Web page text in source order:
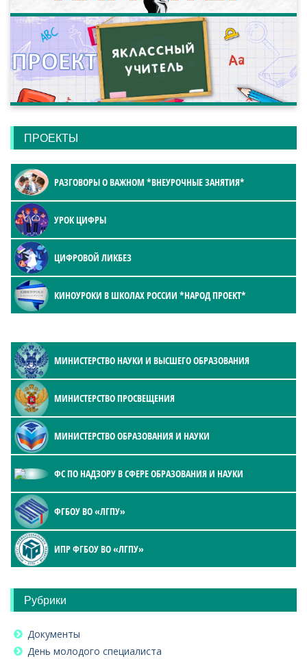
ПРОЕКТЫ
РАЗГОВОРЫ О ВАЖНОМ *ВНЕУРОЧНЫЕ ЗАНЯТИЯ*
УРОК ЦИФРЫ
ЦИФРОВОЙ ЛИКБЕЗ
КИНОУРОКИ В ШКОЛАХ РОССИИ *НАРОД ПРОЕКТ*
МИНИСТЕРСТВО НАУКИ И ВЫСШЕГО ОБРАЗОВАНИЯ
МИНИСТЕРСТВО ПРОСВЕЩЕНИЯ
МИНИСТЕРСТВО ОБРАЗОВАНИЯ И НАУКИ
ФС ПО НАДЗОРУ В СФЕРЕ ОБРАЗОВАНИЯ И НАУКИ
ФГБОУ ВО «ЛГПУ»
ИПР ФГБОУ ВО «ЛГПУ»
Рубрики
Документы
День молодого специалиста